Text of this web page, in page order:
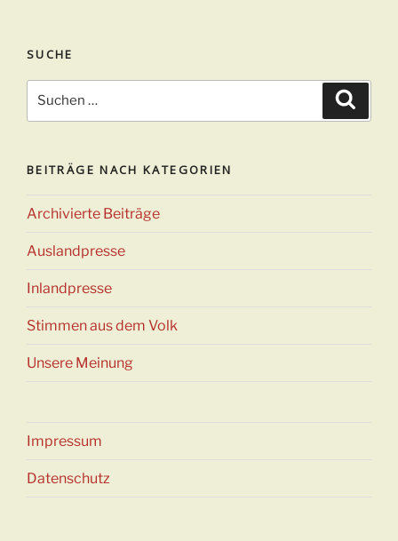
SUCHE
Suchen
nach:
BEITRÄGE NACH KATEGORIEN
Archivierte Beiträge
Auslandpresse
Inlandpresse
Stimmen aus dem Volk
Unsere Meinung
Impressum
Datenschutz